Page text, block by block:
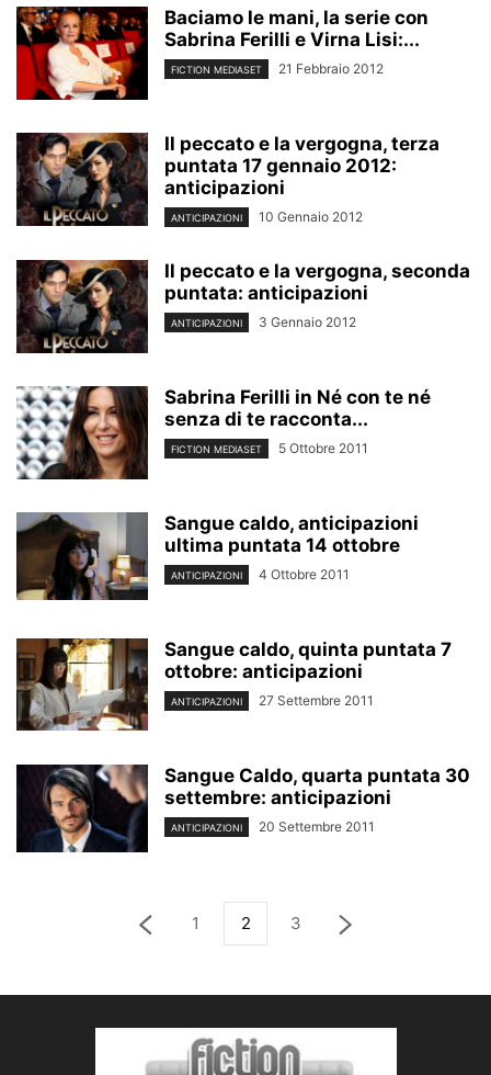
Baciamo le mani, la serie con
Sabrina Ferilli e Virna Lisi:...
FICTION MEDIASET 21 Febbraio 2012
Il peccato e la vergogna, terza
puntata 17 gennaio 2012:
anticipazioni
ANTICIPAZIONI 10 Gennaio 2012
Il peccato e la vergogna, seconda
puntata: anticipazioni
ANTICIPAZIONI 3 Gennaio 2012
Sabrina Ferilli in Né con te né
senza di te racconta...
FICTION MEDIASET 5 Ottobre 2011
Sangue caldo, anticipazioni
ultima puntata 14 ottobre
ANTICIPAZIONI 4 Ottobre 2011
Sangue caldo, quinta puntata 7
ottobre: anticipazioni
ANTICIPAZIONI 27 Settembre 2011
Sangue Caldo, quarta puntata 30
settembre: anticipazioni
ANTICIPAZIONI 20 Settembre 2011
1 2 3